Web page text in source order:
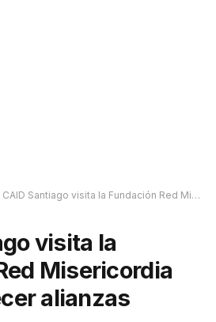
CAID Santiago visita la Fundación Red Misericordia para fortalecer alianzas
visita la
Misericordia
alianzas